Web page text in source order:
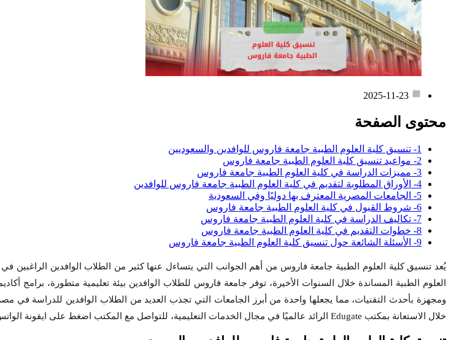
2025-11-23
محتوى الصفحة
1- تنسيق كلية العلوم الطبية جامعة فاروس للوافدين والسعوديين
2- مواعيد تنسيق كلية العلوم الطبية جامعة فاروس
3- مميزات الدراسة في كلية العلوم الطبية جامعة فاروس
4- الأوراق المطلوبة لتقديم في كلية العلوم الطبية جامعة فاروس للوافدين
5- الجامعات المصرية المعترف بها دوليًا وفي السعودية
6- شروط القبول في كلية العلوم الطبية جامعة فاروس
7- تكاليف الدراسة في كلية العلوم الطبية جامعة فاروس
8- خطوات التقديم في كلية العلوم الطبية جامعة فاروس
9- الأسئلة الشائعة حول تنسيق كلية العلوم الطبية جامعة فاروس
يُعد تنسيق كلية العلوم الطبية جامعة فاروس من أهم الجوانب التي يتساءل عنها كثير من الطلاب الوافدين الراغبين
العلوم الطبية المساندة خلال السنوات الأخيرة، توفر جامعة فاروس للطلاب الوافدين بيئة تعليمية متطورة، برامج
ومجهزة بأحدث التقنيات، مما يجعلها واحدة من أبرز الجامعات التي تجذب العديد من الطلاب الوافدين للدراسة في
خلال الاستعانة بمكتب Edugate الرائد عالميًا في مجال الخدمات التعليمية، للتواصل مع المكتب اضغط على ايقونة الواتس اب.